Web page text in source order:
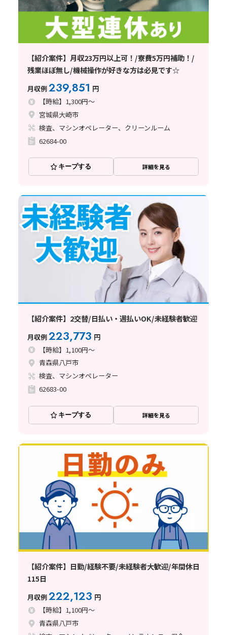
【紹介案件】月収23万円以上可！/寮費5万円補助！/
残業ほぼ無し/機械操作が好きな方は必見です☆
月収例239,851 円
【時給】1,300円～
宮城県大崎市
検査、マシンオペレーター、クリーンルーム
62684-00
キープする 詳細を見る
【紹介案件】2交替/日払い・週払いOK/未経験者歓迎
月収例223,773 円
【時給】1,100円～
青森県八戸市
検査、マシンオペレーター
62683-00
キープする 詳細を見る
【紹介案件】日勤/経験不要/未経験者大歓迎/年間休日
115日
月収例222,123 円
【時給】1,100円～
青森県八戸市